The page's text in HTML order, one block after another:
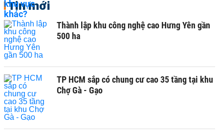
Tin mới
Thành lập khu công nghệ cao Hưng Yên gần
500 ha
TP HCM sắp có chung cư cao 35 tầng tại khu
Chợ Gà - Gạo